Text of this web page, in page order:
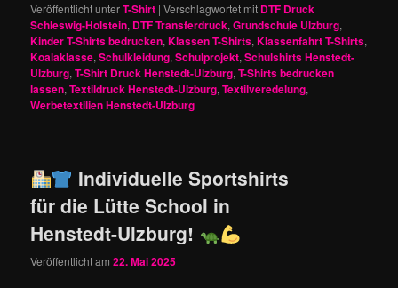
Veröffentlicht unterT-Shirt |Verschlagwortet mit DTF Druck
Schleswig-Holstein, DTF Transferdruck,Grundschule Ulzburg,
Kinder T-Shirts bedrucken,Klassen T-Shirts,Klassenfahrt T-Shirts,
Koalaklasse,Schulkleidung,Schulprojekt,Schulshirts Henstedt-
Ulzburg,T-Shirt Druck Henstedt-Ulzburg,T-Shirts bedrucken
lassen,Textildruck Henstedt-Ulzburg,Textilveredelung,
Werbetextilien Henstedt-Ulzburg
Individuelle Sportshirts
für die Lütte School in
Henstedt-Ulzburg!
Veröffentlicht am22. Mai 2025